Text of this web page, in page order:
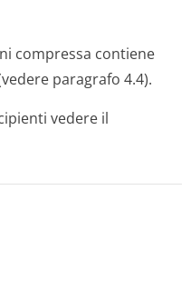
compressa contiene
paragrafo 4.4).
vedere il